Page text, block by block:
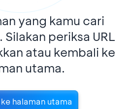
yang kamu cari
periksa URL
atau kembali ke
utama.
halaman utama